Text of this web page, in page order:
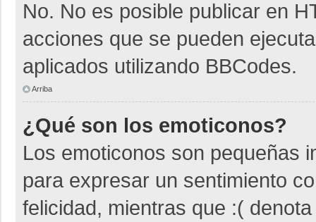
No. No es posible publicar en
acciones que se pueden
aplicados utilizando BBCodes.
Arriba
¿Qué son los emoticonos?
Los emoticonos son pequeñas
para expresar un sentimiento
felicidad, mientras que :(